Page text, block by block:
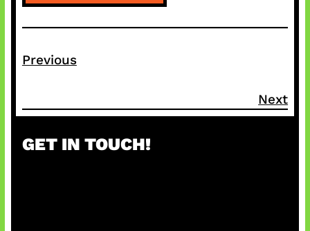
Previous
Next
GET IN TOUCH!